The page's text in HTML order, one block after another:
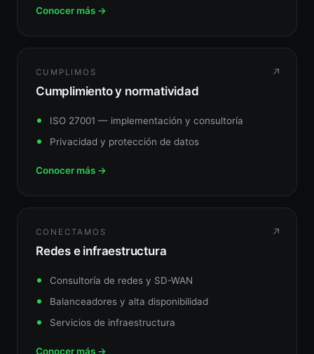
Conocer más →
↗
CUMPLIMOS
Cumplimiento y normatividad
ISO 27001 — implementación y consultoría
Privacidad y protección de datos
Conocer más →
↗
CONECTAMOS
Redes e infraestructura
Consultoría de redes y SD-WAN
Balanceadores y alta disponibilidad
Servicios de infraestructura
Conocer más →